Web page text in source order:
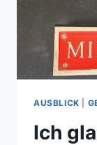
AUSBLICK
Ich